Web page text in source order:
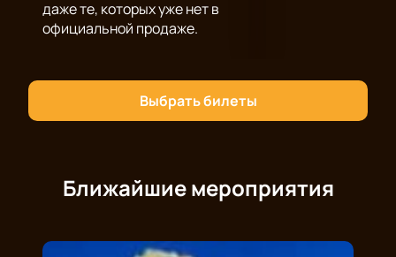
даже те, которых уже нет в
официальной продаже.
Выбрать билеты
Ближайшие мероприятия